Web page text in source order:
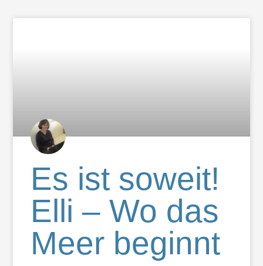
Es ist soweit!
Elli – Wo das
Meer beginnt